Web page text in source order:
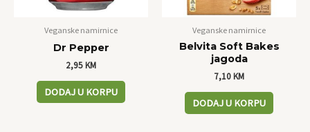
Veganske namirnice
Dr Pepper
2,95KM
DODAJ U KORPU
Veganske namirnice
Belvita Soft Bakes
jagoda
7,10KM
DODAJ U KORPU